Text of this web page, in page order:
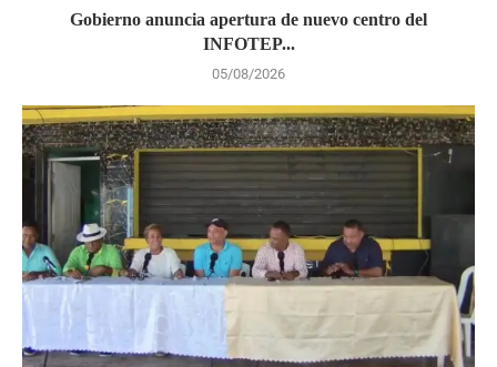
Gobierno anuncia apertura de nuevo centro del
INFOTEP...
05/08/2026